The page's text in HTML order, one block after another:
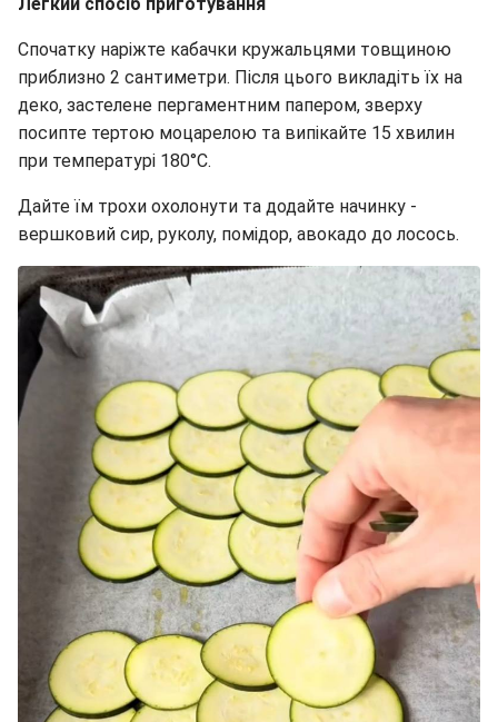
Спочатку наріжте кабачки кружальцями товщиною
приблизно 2 сантиметри. Після цього викладіть їх на
деко, застелене пергаментним папером, зверху
посипте тертою моцарелою та випікайте 15 хвилин
при температурі 180°C.
Дайте їм трохи охолонути та додайте начинку -
вершковий сир, руколу, помідор, авокадо до лосось.